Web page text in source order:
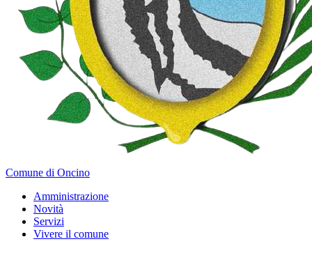
Comune di Oncino
Amministrazione
Novità
Servizi
Vivere il comune